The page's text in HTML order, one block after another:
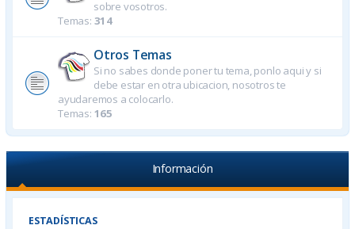
sobre vosotros.
Temas: 314
Otros Temas
Si no sabes donde poner tu tema, ponlo aqui y si
debe estar en otra ubicacion, nosotros te
ayudaremos a colocarlo.
Temas: 165
Información
ESTADÍSTICAS